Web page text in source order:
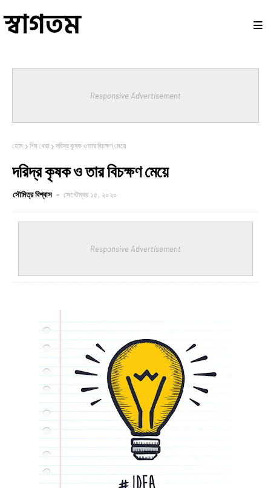
Responsive Advertisement
হোম শিব খেরা দরিদ্র কৃষক ও তার বিচক্ষণ মেয়ে
দরিদ্র কৃষক ও তার বিচক্ষণ মেয়ে
সৌমিত্র বিশ্বাস সেপ্টেম্বর ১৫, ২০২০
Responsive Advertisement